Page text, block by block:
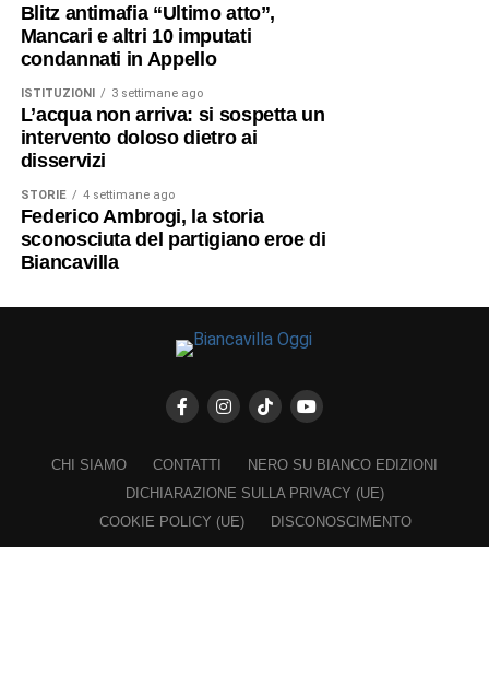
Blitz antimafia “Ultimo atto”,
Mancari e altri 10 imputati
condannati in Appello
ISTITUZIONI 3 settimane ago
L’acqua non arriva: si sospetta un
intervento doloso dietro ai
disservizi
STORIE 4 settimane ago
Federico Ambrogi, la storia
sconosciuta del partigiano eroe di
Biancavilla
CHI SIAMO CONTATTI
NERO SU BIANCO EDIZIONI
DICHIARAZIONE SULLA PRIVACY (UE)
COOKIE POLICY (UE)
DISCONOSCIMENTO